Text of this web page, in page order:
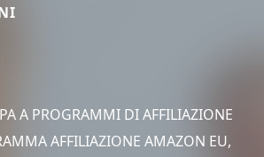
A PROGRAMMI DI AFFILIAZIONE
AFFILIAZIONE AMAZON EU,